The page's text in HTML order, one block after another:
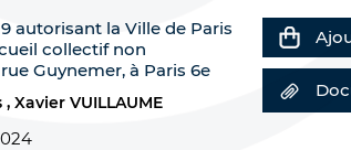
autorisant la Ville de Paris
collectif non
Guynemer, à Paris 6e
Xavier VUILLAUME